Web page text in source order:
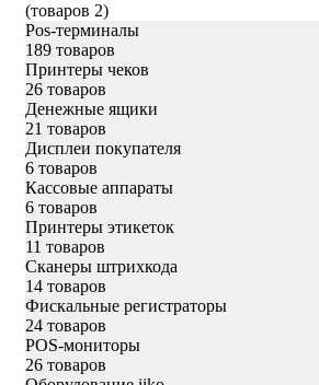
(товаров 2)
Pos-терминалы
189 товаров
Принтеры чеков
26 товаров
Денежные ящики
21 товаров
Дисплеи покупателя
6 товаров
Кассовые аппараты
6 товаров
Принтеры этикеток
11 товаров
Сканеры штрихкода
14 товаров
Фискальные регистраторы
24 товаров
POS-мониторы
26 товаров